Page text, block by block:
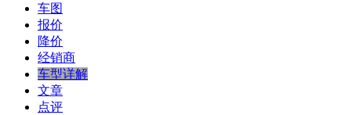
车图
报价
降价
经销商
车型详解
文章
点评